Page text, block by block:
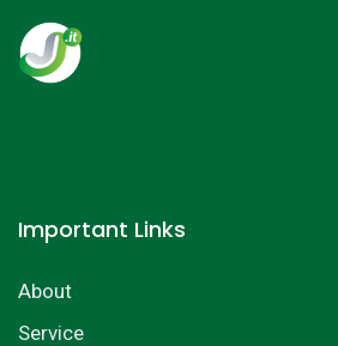
Important Links
About
Service